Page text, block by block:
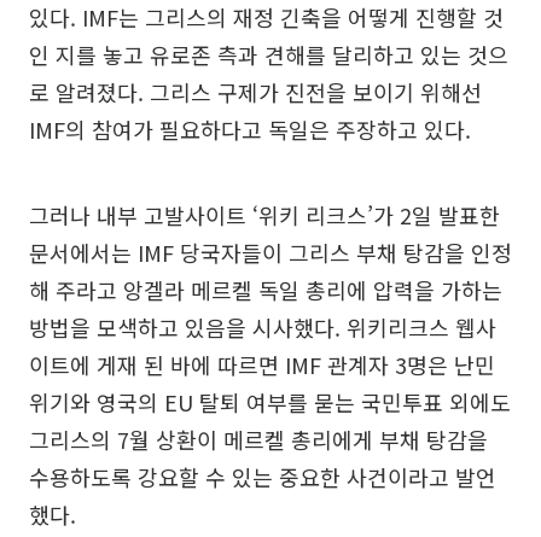
있다. IMF는 그리스의 재정 긴축을 어떻게 진행할 것
인 지를 놓고 유로존 측과 견해를 달리하고 있는 것으
로 알려졌다. 그리스 구제가 진전을 보이기 위해선
IMF의 참여가 필요하다고 독일은 주장하고 있다.
그러나 내부 고발사이트 ‘위키 리크스’가 2일 발표한
문서에서는 IMF 당국자들이 그리스 부채 탕감을 인정
해 주라고 앙겔라 메르켈 독일 총리에 압력을 가하는
방법을 모색하고 있음을 시사했다. 위키리크스 웹사
이트에 게재 된 바에 따르면 IMF 관계자 3명은 난민
위기와 영국의 EU 탈퇴 여부를 묻는 국민투표 외에도
그리스의 7월 상환이 메르켈 총리에게 부채 탕감을
수용하도록 강요할 수 있는 중요한 사건이라고 발언
했다.